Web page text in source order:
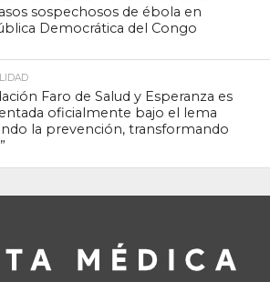
sospechosos de ébola en
Democrática del Congo
Faro de Salud y Esperanza es
oficialmente bajo el lema
la prevención, transformando